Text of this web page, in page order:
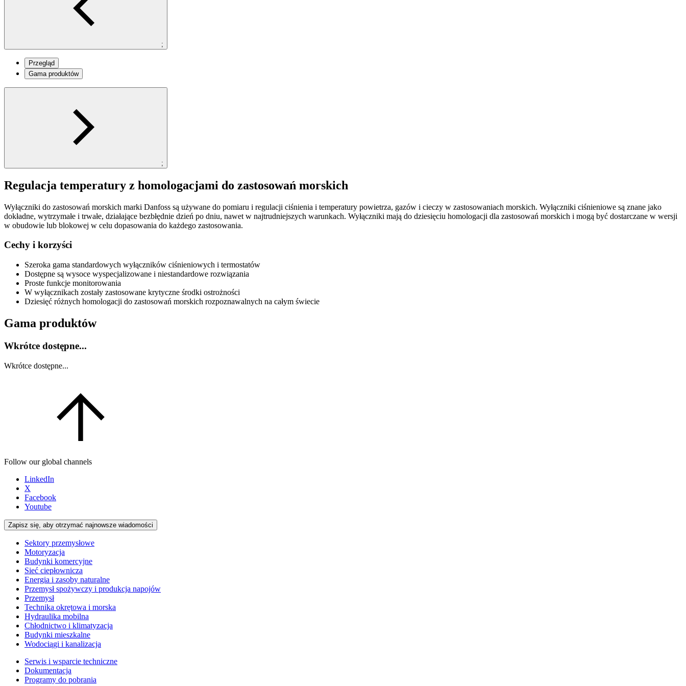
;
Przegląd
Gama produktów
;
Regulacja temperatury z homologacjami do zastosowań morskich
Wyłączniki do zastosowań morskich marki Danfoss są używane do pomiaru i regulacji ciśnienia i temperatury powietrza, gazów i cieczy w zastosowaniach morskich. Wyłączniki ciśnieniowe są znane jako
dokładne, wytrzymałe i trwałe, działające bezbłędnie dzień po dniu, nawet w najtrudniejszych warunkach. Wyłączniki mają do dziesięciu homologacji dla zastosowań morskich i mogą być dostarczane w wersji
w obudowie lub blokowej w celu dopasowania do każdego zastosowania.
Cechy i korzyści
Szeroka gama standardowych wyłączników ciśnieniowych i termostatów
Dostępne są wysoce wyspecjalizowane i niestandardowe rozwiązania
Proste funkcje monitorowania
W wyłącznikach zostały zastosowane krytyczne środki ostrożności
Dziesięć różnych homologacji do zastosowań morskich rozpoznawalnych na całym świecie
Gama produktów
Wkrótce dostępne...
Wkrótce dostępne...
Follow our global channels
LinkedIn
X
Facebook
Youtube
Zapisz się, aby otrzymać najnowsze wiadomości
Sektory przemysłowe
Motoryzacja
Budynki komercyjne
Sieć ciepłownicza
Energia i zasoby naturalne
Przemysł spożywczy i produkcja napojów
Przemysł
Technika okrętowa i morska
Hydraulika mobilna
Chłodnictwo i klimatyzacja
Budynki mieszkalne
Wodociągi i kanalizacja
Serwis i wsparcie techniczne
Dokumentacja
Programy do pobrania